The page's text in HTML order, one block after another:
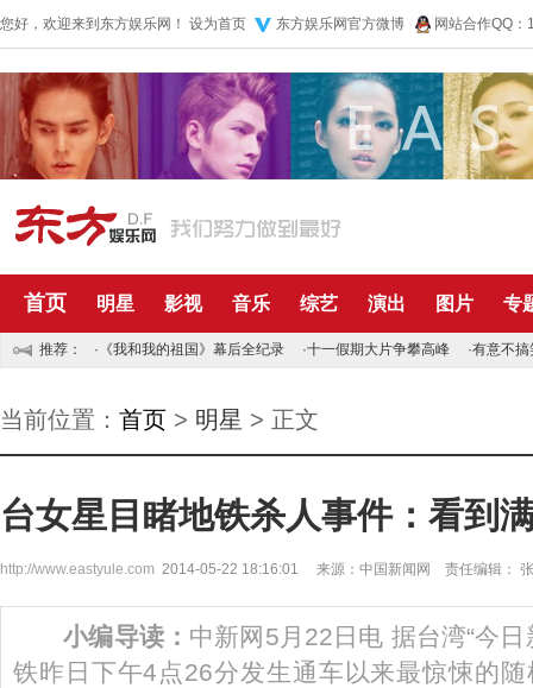
您好，欢迎来到东方娱乐网！ 设为首页 东方娱乐网官方微博 网站合作QQ
首页 明星 影视 音乐 综艺 演出 图片 专
推荐： · 《我和我的祖国》幕后全纪录 ·十一假期大片争攀高峰 ·有意不搞
当前位置： 首页 > 明星 > 正文
台女星目睹地铁杀人事件：看到
http://www.eastyule.com 2014-05-22 18:16:01 来源：中国新闻网 责任编辑：
小编导读： 中新网5月22日电 据台湾“今
铁昨日下午4点26分发生通车以来最惊悚的